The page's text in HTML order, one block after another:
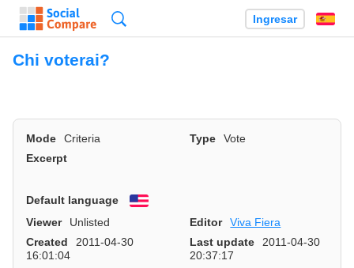
Ingresar
Chi voterai?
Mode Criteria Type
Vote
Excerpt
Default language
English
Viewer
Unlisted Editor
Viva Fiera
Created
2011-04-30
16:01:04
Last update
2011-04-30
20:37:17